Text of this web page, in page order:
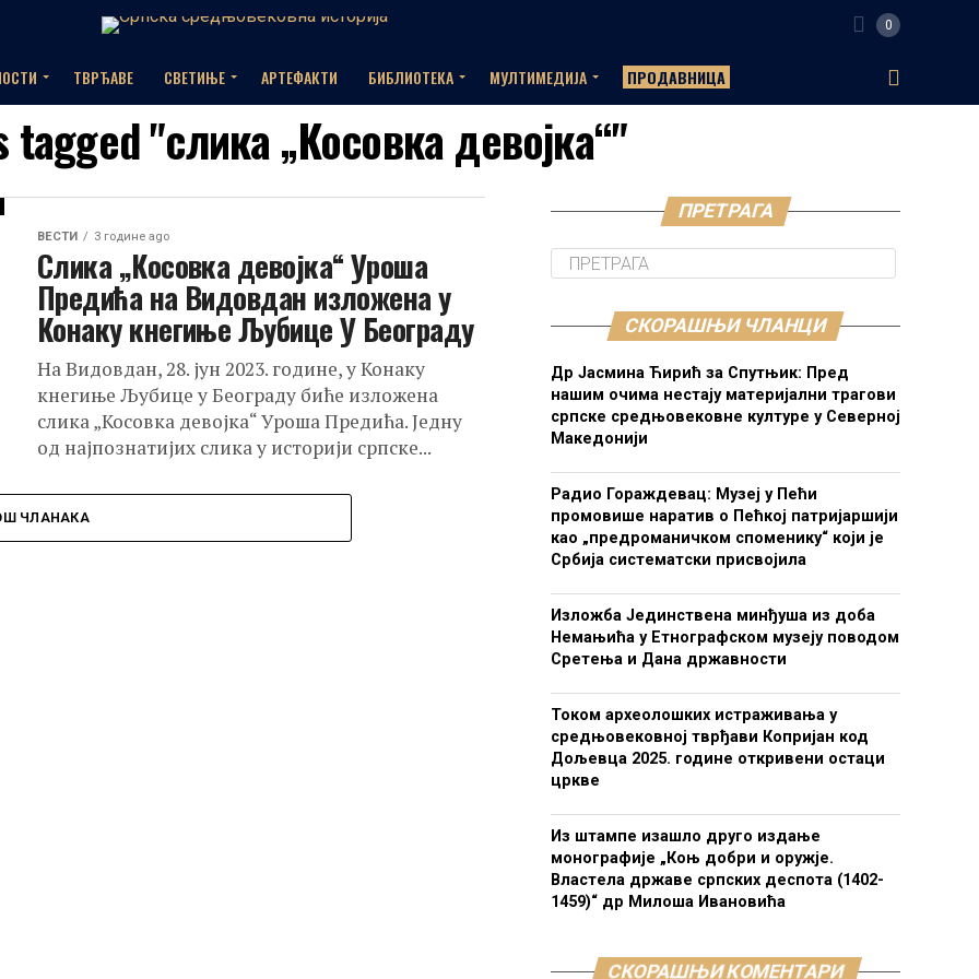
0
ТВРЂАВЕ СВЕТИЊЕ АРТЕФАКТИ БИБЛИОТЕКА МУЛТИМЕДИЈА ПРОДАВНИЦА
"слика „Косовка девојка“"
ВЕСТИ 3 године ago
Слика „Косовка девојка“ Уроша
Предића на Видовдан изложена у
Конаку кнегиње Љубице У Београду
На Видовдан, 28. јун 2023. године, у Конаку
кнегиње Љубице у Београду биће изложена
слика „Косовка девојка“ Уроша Предића. Једну
од најпознатијих слика у историји српске...
ЧЛАНАКА
ПРЕТРАГА
СКОРАШЊИ ЧЛАНЦИ
Др Јасмина Ћирић за Спутњик: Пред
нашим очима нестају материјални трагови
српске средњовековне културе у Северној
Македонији
Радио Гораждевац: Музеј у Пећи
промовише наратив о Пећкој патријаршији
као „предроманичком споменику“ који је
Србија систематски присвојила
Изложба Јединствена минђуша из доба
Немањића у Етнографском музеју поводом
Сретења и Дана државности
Током археолошких истраживања у
средњовековној тврђави Копријан код
Дољевца 2025. године откривени остаци
цркве
Из штампе изашло друго издање
монографије „Коњ добри и оружје.
Властела државе српских деспота (1402-
1459)“ др Милоша Ивановића
СКОРАШЊИ КОМЕНТАРИ